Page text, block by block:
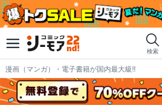
検索
漫画（マンガ）・電子書籍が国内最大級!!